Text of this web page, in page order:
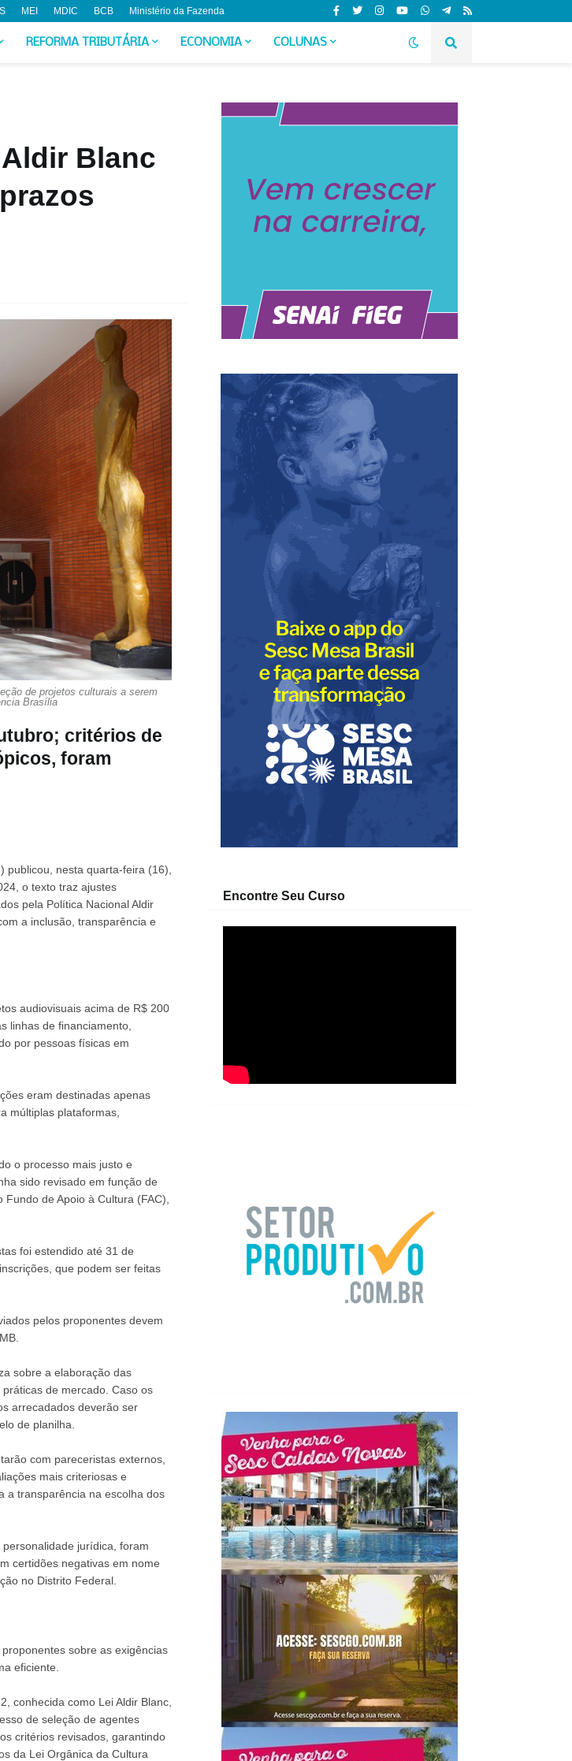
MEI MDIC BCB Ministério da Fazenda
REFORMA TRIBUTÁRIA ECONOMIA COLUNAS
Blanc
de projetos culturais a serem
Brasília
critérios de
foram
publicou, nesta quarta-feira (16),
o texto traz ajustes
pela Política Nacional Aldir
a inclusão, transparência e
audiovisuais acima de R$ 200
linhas de financiamento,
por pessoas físicas em
eram destinadas apenas
múltiplas plataformas,
o processo mais justo e
sido revisado em função de
de Apoio à Cultura (FAC),
foi estendido até 31 de
que podem ser feitas
pelos proponentes devem
sobre a elaboração das
de mercado. Caso os
arrecadados deverão ser
de planilha.
com pareceristas externos,
mais criteriosas e
a transparência na escolha dos
jurídica, foram
certidões negativas em nome
no Distrito Federal.
sobre as exigências
eficiente.
conhecida como Lei Aldir Blanc,
de seleção de agentes
critérios revisados, garantindo
da Lei Orgânica da Cultura
Encontre Seu Curso